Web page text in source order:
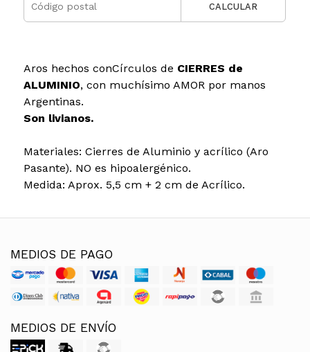
CALCULAR
Aros hechos conCírculos de CIERRES de
ALUMINIO, con muchísimo AMOR por manos
Argentinas.
Son livianos.
Materiales: Cierres de Aluminio y acrílico (Aro
Pasante). NO es hipoalergénico.
Medida: Aprox. 5,5 cm + 2 cm de Acrílico.
MEDIOS DE PAGO
MEDIOS DE ENVÍO